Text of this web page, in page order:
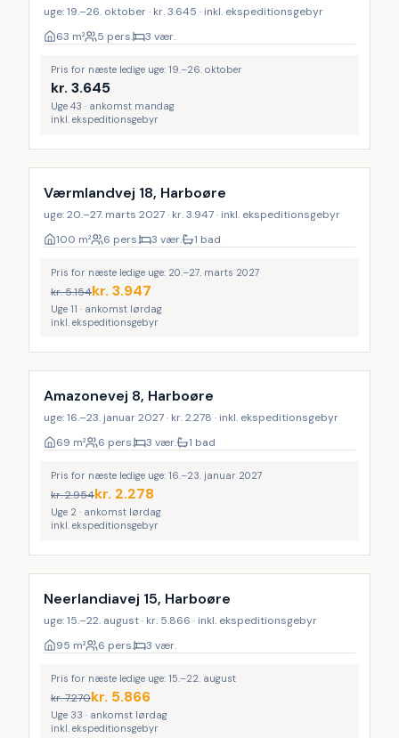
uge: 19.–26. oktober · kr. 3.645 · inkl. ekspeditionsgebyr
63 m² 5 pers. 3 vær.
Pris for næste ledige uge: 19.–26. oktober
kr. 3.645
Uge 43 · ankomst mandag
inkl. ekspeditionsgebyr
Værmlandvej 18, Harboøre
uge: 20.–27. marts 2027 · kr. 3.947 · inkl. ekspeditionsgebyr
100 m² 6 pers. 3 vær. 1 bad
Pris for næste ledige uge: 20.–27. marts 2027
kr.5.154kr. 3.947
Uge 11 · ankomst lørdag
inkl. ekspeditionsgebyr
Amazonevej 8, Harboøre
uge: 16.–23. januar 2027 · kr. 2.278 · inkl. ekspeditionsgebyr
69 m² 6 pers. 3 vær. 1 bad
Pris for næste ledige uge: 16.–23. januar 2027
kr.2.954kr. 2.278
Uge 2 · ankomst lørdag
inkl. ekspeditionsgebyr
Neerlandiavej 15, Harboøre
uge: 15.–22. august · kr. 5.866 · inkl. ekspeditionsgebyr
95 m² 6 pers. 3 vær.
Pris for næste ledige uge: 15.–22. august
kr.7.270kr. 5.866
Uge 33 · ankomst lørdag
inkl. ekspeditionsgebyr